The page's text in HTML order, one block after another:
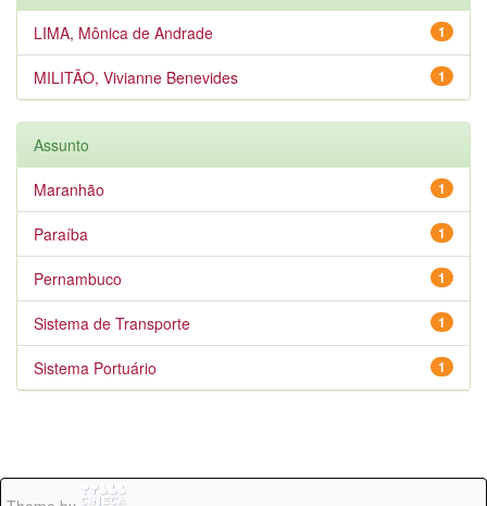
1
LIMA, Mônica de Andrade
1
MILITÃO, Vivianne Benevides
Assunto
1
Maranhão
1
Paraíba
1
Pernambuco
1
Sistema de Transporte
1
Sistema Portuário